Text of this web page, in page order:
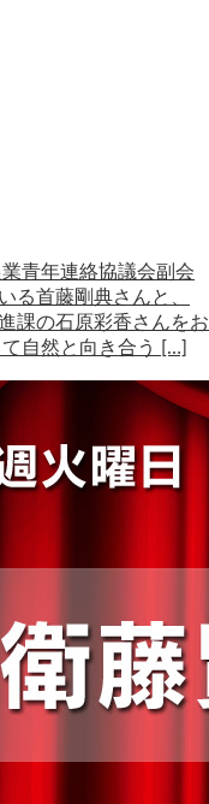
青年連絡協議会副会
る首藤剛典さんと、
課の石原彩香さんをお
自然と向き合う […]